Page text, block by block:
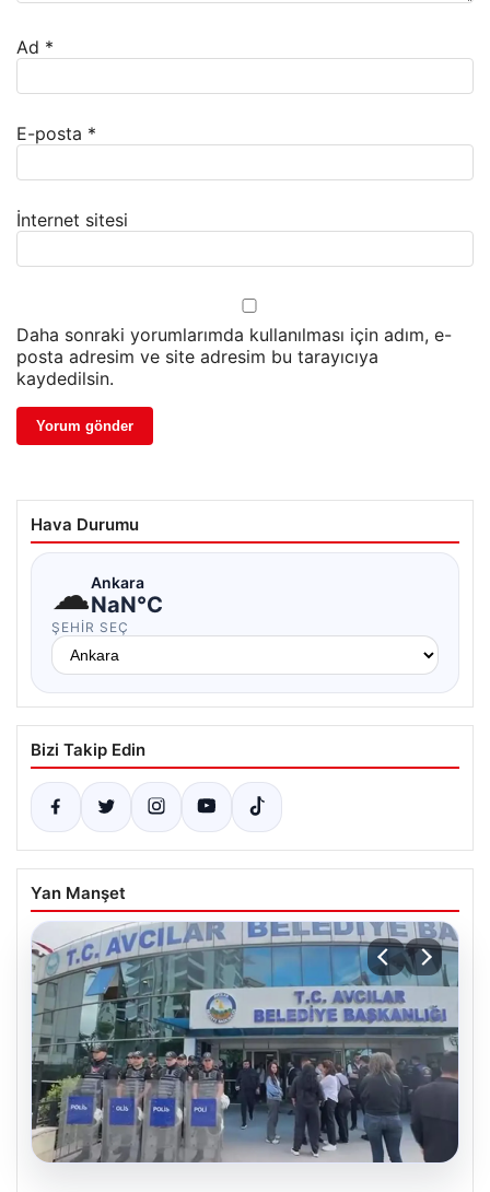
Ad *
E-posta *
İnternet sitesi
Daha sonraki yorumlarımda kullanılması için adım, e-
posta adresim ve site adresim bu tarayıcıya
kaydedilsin.
Hava Durumu
☁Ankara
NaN°C
ŞEHIR SEÇ
Bizi Takip Edin
Yan Manşet